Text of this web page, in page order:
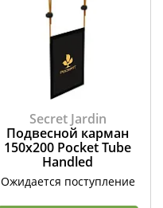
Secret Jardin
Подвесной карман
150х200 Pocket Tube
Handled
Ожидается поступление